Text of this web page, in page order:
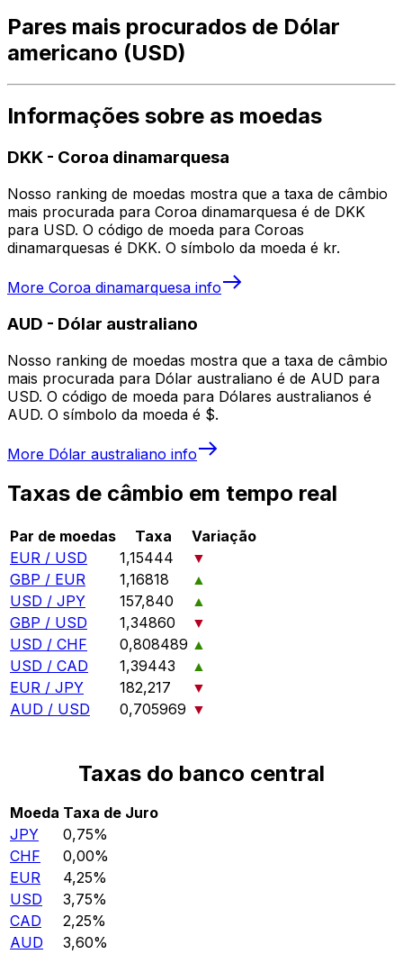
Pares mais procurados de Dólar
americano (USD)
Informações sobre as moedas
DKK - Coroa dinamarquesa
Nosso ranking de moedas mostra que a taxa de câmbio
mais procurada para Coroa dinamarquesa é de DKK
para USD. O código de moeda para Coroas
dinamarquesas é DKK. O símbolo da moeda é kr.
More Coroa dinamarquesa info
AUD - Dólar australiano
Nosso ranking de moedas mostra que a taxa de câmbio
mais procurada para Dólar australiano é de AUD para
USD. O código de moeda para Dólares australianos é
AUD. O símbolo da moeda é $.
More Dólar australiano info
Taxas de câmbio em tempo real
Par de moedas Taxa
Variação
EUR / USD
1,15444
▼
GBP / EUR
1,16818
▲
USD / JPY
157,840
▲
GBP / USD
1,34860
▼
USD / CHF
0,808489 ▲
USD / CAD
1,39443
▲
EUR / JPY
182,217
▼
AUD / USD
0,705969 ▼
Taxas do banco central
Moeda Taxa de Juro
JPY
0,75%
CHF
0,00%
EUR
4,25%
USD
3,75%
CAD
2,25%
AUD
3,60%